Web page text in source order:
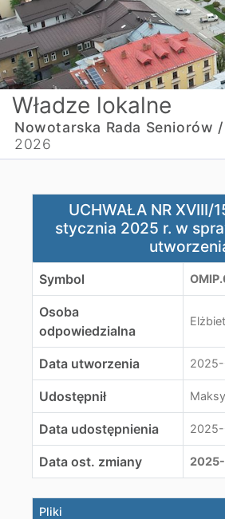
Władze lokalne
Nowotarska Rada Seniorów /
2026
UCHWAŁA NR XVIII/15/2025
UCHWAŁA NR XVIII/
stycznia 2025 r. w
Symbol
Osoba
odpowiedzialna
Data utworzenia
Udostępnił
Data udostępnienia
Data ost. zmiany
Pliki